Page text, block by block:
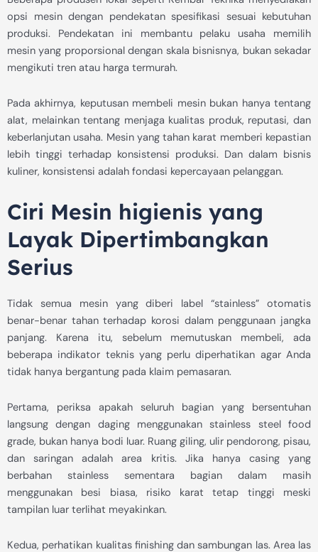
opsi mesin dengan pendekatan spesifikasi sesuai kebutuhan
produksi. Pendekatan ini membantu pelaku usaha memilih
mesin yang proporsional dengan skala bisnisnya, bukan sekadar
mengikuti tren atau harga termurah.
Pada akhirnya, keputusan membeli mesin bukan hanya tentang
alat, melainkan tentang menjaga kualitas produk, reputasi, dan
keberlanjutan usaha. Mesin yang tahan karat memberi kepastian
lebih tinggi terhadap konsistensi produksi. Dan dalam bisnis
kuliner, konsistensi adalah fondasi kepercayaan pelanggan.
Ciri Mesin higienis yang
Layak Dipertimbangkan
Serius
Tidak semua mesin yang diberi label “stainless” otomatis
benar-benar tahan terhadap korosi dalam penggunaan jangka
panjang. Karena itu, sebelum memutuskan membeli, ada
beberapa indikator teknis yang perlu diperhatikan agar Anda
tidak hanya bergantung pada klaim pemasaran.
Pertama, periksa apakah seluruh bagian yang bersentuhan
langsung dengan daging menggunakan stainless steel food
grade, bukan hanya bodi luar. Ruang giling, ulir pendorong, pisau,
dan saringan adalah area kritis. Jika hanya casing yang
berbahan stainless sementara bagian dalam masih
menggunakan besi biasa, risiko karat tetap tinggi meski
tampilan luar terlihat meyakinkan.
Kedua, perhatikan kualitas finishing dan sambungan las. Area las